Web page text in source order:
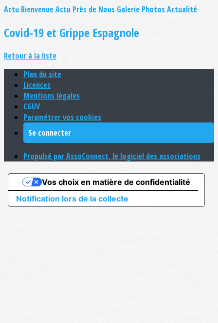
Actu BienvenueActu Près de Nous Galerie Photos Actualité
Covid-19 et Grippe Espagnole
Retour à la liste
Plan du site
Licences
Mentions légales
CGUV
Paramétrer vos cookies
Se connecter
Propulsé par AssoConnect, le logiciel des associations
Notification lors de la collecte
Vos choix en matière de confidentialité